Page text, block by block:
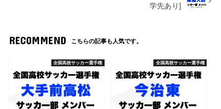
学先あり]
RECOMMEND こちらの記事も人気です。
全国高校サッカー選手権 全国高校サッカー選手権